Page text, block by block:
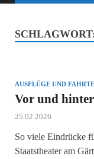
AUSFLÜGE UND
Vor und
25.02.2026
So viele Eindrücke
Staatstheater am